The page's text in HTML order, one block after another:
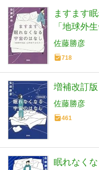
ますます
「地球外
佐藤勝彦
718
増補改訂
佐藤勝彦
461
眠れなく